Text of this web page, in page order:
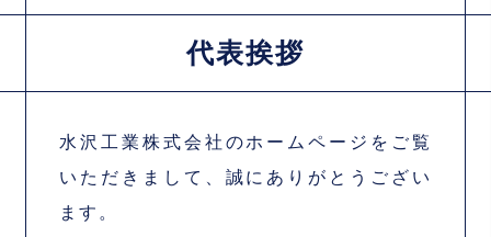
代表挨拶
水沢工業株式会社のホームページをご覧
いただきまして、誠にありがとうござい
ます。